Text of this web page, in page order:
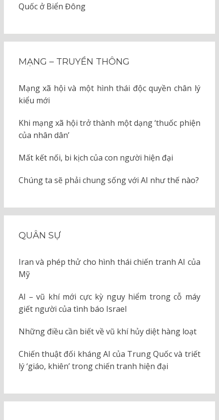
Quốc ở Biển Đông
MẠNG – TRUYỀN THÔNG
Mạng xã hội và một hình thái độc quyền chân lý
kiểu mới
Khi mạng xã hội trở thành một dạng ‘thuốc phiện
của nhân dân’
Mất kết nối, bi kịch của con người hiện đại
Chúng ta sẽ phải chung sống với AI như thế nào?
QUÂN SỰ
Iran và phép thử cho hình thái chiến tranh AI của
Mỹ
AI – vũ khí mới cực kỳ nguy hiểm trong cỗ máy
giết người của tình báo Israel
Những điều cần biết về vũ khí hủy diệt hàng loạt
Chiến thuật đối kháng AI của Trung Quốc và triết
lý ‘giáo, khiên’ trong chiến tranh hiện đại